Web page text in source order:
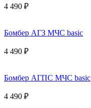
4 490 ₽
Бомбер АГЗ МЧС basic
4 490 ₽
Бомбер АГПС МЧС basic
4 490 ₽